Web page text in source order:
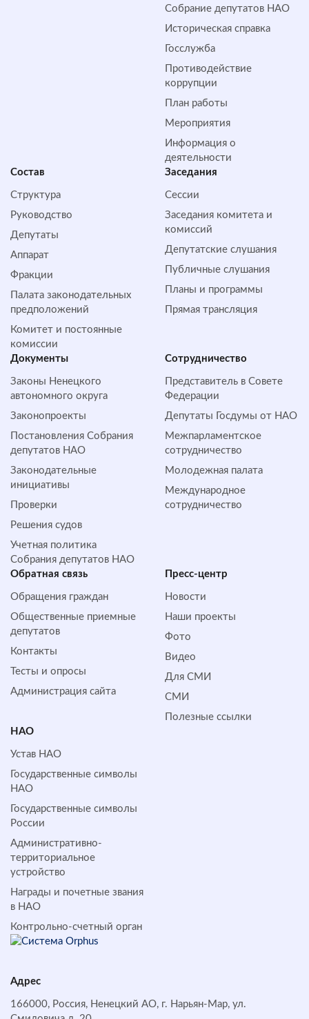
Собрание депутатов НАО
Историческая справка
Госслужба
Противодействие
коррупции
План работы
Мероприятия
Информация о
деятельности
Состав
Структура
Руководство
Депутаты
Аппарат
Фракции
Палата законодательных
предположений
Комитет и постоянные
комиссии
Заседания
Сессии
Заседания комитета и
комиссий
Депутатские слушания
Публичные слушания
Планы и программы
Прямая трансляция
Документы
Законы Ненецкого
автономного округа
Законопроекты
Постановления Собрания
депутатов НАО
Законодательные
инициативы
Проверки
Решения судов
Учетная политика
Собрания депутатов НАО
Сотрудничество
Представитель в Совете
Федерации
Депутаты Госдумы от НАО
Межпарламентское
сотрудничество
Молодежная палата
Международное
сотрудничество
Обратная cвязь
Обращения граждан
Общественные приемные
депутатов
Контакты
Тесты и опросы
Администрация сайта
Пресс-центр
Новости
Наши проекты
Фото
Видео
Для СМИ
СМИ
Полезные ссылки
НАО
Устав НАО
Государственные символы
НАО
Государственные символы
России
Административно-
территориальное
устройство
Награды и почетные звания
в НАО
Контрольно-счетный орган
Адрес
166000, Россия, Ненецкий АО, г. Нарьян-Мар, ул.